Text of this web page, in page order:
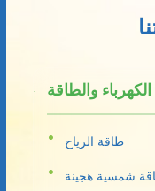
الكهرباء والطاقة
طاقة الرياح
شمسية هجينة